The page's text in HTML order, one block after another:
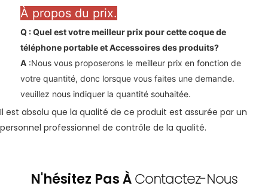
À propos du prix.
Q : Quel est votre meilleur prix pour cette coque de
téléphone portable etAccessoiresdes produits?
A :Nous vous proposerons le meilleur prix en fonction de
votre quantité, donc lorsque vous faites une demande.
veuillez nous indiquer la quantité souhaitée.
Il est absolu que la qualité de ce produit est assurée par un
personnel professionnel de contrôle de la qualité.
N'hésitez Pas ÀContactez-Nous